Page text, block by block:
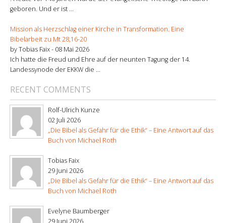
geboren. Und er ist ...
Mission als Herzschlag einer Kirche in Transformation. Eine
Bibelarbeit zu Mt 28,16-20
by Tobias Faix - 08 Mai 2026
Ich hatte die Freud und Ehre auf der neunten Tagung der 14.
Landessynode der EKKW die ...
RECENT COMMENTS
Rolf-Ulrich Kunze
02 Juli 2026
„Die Bibel als Gefahr für die Ethik“ – Eine Antwort auf das
Buch von Michael Roth
Tobias Faix
29 Juni 2026
„Die Bibel als Gefahr für die Ethik“ – Eine Antwort auf das
Buch von Michael Roth
Evelyne Baumberger